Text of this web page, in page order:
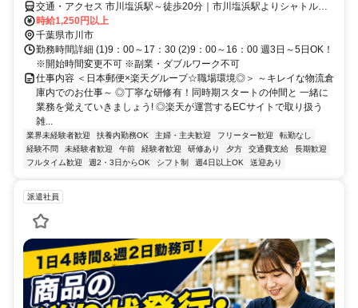
交通・アクセス 市川塩浜駅～徒歩20分｜市川塩浜駅よりシャトルバ
スあり ※自転車通勤OK
時給1,250円以上
千葉県市川市
勤務時間詳細 (1)9：00～17：30 (2)9：00～16：00 週3日～5日OK！
※開始時間変更不可 ※副業・ダブルワーク不可
仕事内容 ＜日本郵便×楽天グループ☆職場環境◎＞ ～キレイな物流倉
庫内でのお仕事～ ◎丁寧な研修有！同時期スタートの仲間と 一緒に
業務を覚えていきましょう! ◎楽天が運営するECサイトで取り扱う
雑...
業界未経験者歓迎 扶養内勤務OK 主婦・主夫歓迎 フリーター歓迎
転勤なし
経験不問
未経験者歓迎 午前 経験者歓迎 研修あり 夕方 交通費支給
長期歓迎
フルタイム歓迎
週2・3日からOK シフト制 週4日以上OK 送迎あり
派遣社員